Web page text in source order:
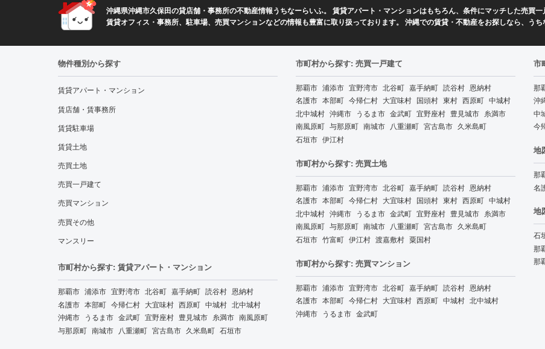
沖縄県沖縄市久保田の貸店舗・事務所の不動産情報うちなーらいふ。 賃貸アパート・マンションはもちろん、条件にマッチした売買
賃貸オフィス・事務所、駐車場、売買マンションなどの情報も豊富に取り扱っております。 沖縄での賃貸・不動産をお探しなら、うち
物件種別から探す
賃貸アパート・マンション
賃店舗・賃事務所
賃貸駐車場
賃貸土地
売買土地
売買一戸建て
売買マンション
売買その他
マンスリー
市町村から探す: 賃貸アパート・マンション
那覇市 浦添市 宜野湾市 北谷町 嘉手納町 読谷村 恩納村
名護市 本部町 今帰仁村 大宜味村 西原町 中城村 北中城村
沖縄市 うるま市 金武町 宜野座村 豊見城市 糸満市 南風原町
与那原町 南城市 八重瀬町 宮古島市 久米島町 石垣市
市町村から探す: 売買一戸建て
那覇市 浦添市 宜野湾市 北谷町 嘉手納町 読谷村 恩納村
名護市 本部町 今帰仁村 大宜味村 国頭村 東村 西原町 中城村
北中城村 沖縄市 うるま市 金武町 宜野座村 豊見城市 糸満市
南風原町 与那原町 南城市 八重瀬町 宮古島市 久米島町
石垣市 伊江村
市町村から探す: 売買土地
那覇市 浦添市 宜野湾市 北谷町 嘉手納町 読谷村 恩納村
名護市 本部町 今帰仁村 大宜味村 国頭村 東村 西原町 中城村
北中城村 沖縄市 うるま市 金武町 宜野座村 豊見城市 糸満市
南風原町 与那原町 南城市 八重瀬町 宮古島市 久米島町
石垣市 竹富町 伊江村 渡嘉敷村 粟国村
市町村から探す: 売買マンション
那覇市 浦添市 宜野湾市 北谷町 嘉手納町 読谷村 恩納村
名護市 本部町 今帰仁村 大宜味村 西原町 中城村 北中城村
沖縄市 うるま市 金武町
市
那
沖
中
今
地
那
名
地
石
那
那